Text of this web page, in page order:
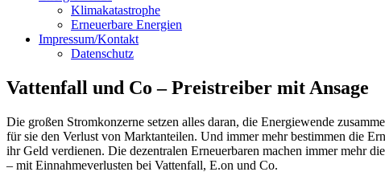
Klimakatastrophe
Erneuerbare Energien
Impressum/Kontakt
Datenschutz
Vattenfall und Co – Preistreiber mit Ansage
Die großen Stromkonzerne setzen alles daran, die Energiewende
für sie den Verlust von Marktanteilen. Und immer mehr bestimmen die
ihr Geld verdienen. Die dezentralen Erneuerbaren machen immer mehr
– mit Einnahmeverlusten bei Vattenfall, E.on und Co.